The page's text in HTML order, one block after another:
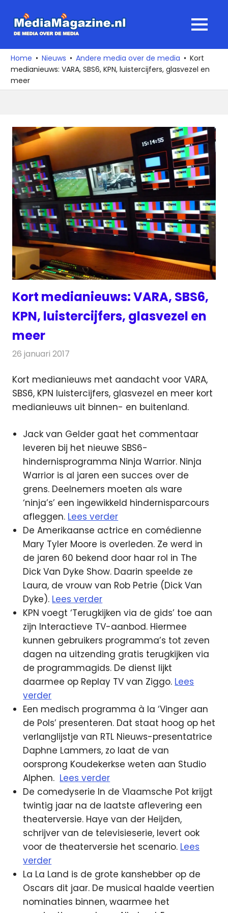
naar
media
over
de
media
MENU
Home Nieuws Andere media over de media
Kort
medianieuws: VARA, SBS6, KPN, luistercijfers, glasvezel en
meer
Kort medianieuws: VARA, SBS6,
KPN, luistercijfers, glasvezel en
meer
26 januari 2017
Kort medianieuws met aandacht voor VARA,
SBS6, KPN luistercijfers, glasvezel en meer kort
medianieuws uit binnen- en buitenland.
Jack van Gelder gaat het commentaar
leveren bij het nieuwe SBS6-
hindernisprogramma Ninja Warrior. Ninja
Warrior is al jaren een succes over de
grens. Deelnemers moeten als ware
‘ninja’s’ een ingewikkeld hindernisparcours
afleggen. Lees verder
De Amerikaanse actrice en comédienne
Mary Tyler Moore is overleden. Ze werd in
de jaren 60 bekend door haar rol in The
Dick Van Dyke Show. Daarin speelde ze
Laura, de vrouw van Rob Petrie (Dick Van
Dyke). Lees verder
KPN voegt ‘Terugkijken via de gids’ toe aan
zijn Interactieve TV-aanbod. Hiermee
kunnen gebruikers programma’s tot zeven
dagen na uitzending gratis terugkijken via
de programmagids. De dienst lijkt
daarmee op Replay TV van Ziggo. Lees
verder
Een medisch programma à la ‘Vinger aan
de Pols’ presenteren. Dat staat hoog op het
verlanglijstje van RTL Nieuws-presentatrice
Daphne Lammers, zo laat de van
oorsprong Koudekerkse weten aan Studio
Alphen. Lees verder
De comedyserie In de Vlaamsche Pot krijgt
twintig jaar na de laatste aflevering een
theaterversie. Haye van der Heijden,
schrijver van de televisieserie, levert ook
voor de theaterversie het scenario. Lees
verder
La La Land is de grote kanshebber op de
Oscars dit jaar. De musical haalde veertien
nominaties binnen, waarmee het